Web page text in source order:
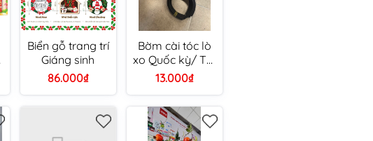
Biển gỗ trang trí
Giáng sinh
86.000₫
Bờm cài tóc lò
xo Quốc kỳ/ Tôi
yêu Việt Nam
13.000₫